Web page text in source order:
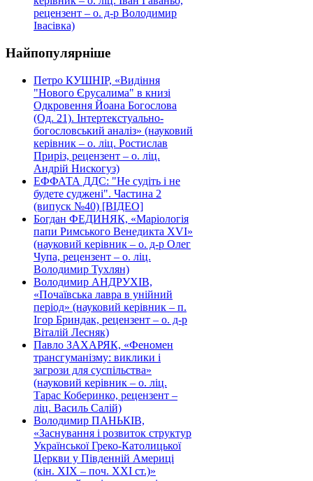
рецензент – о. д-р Володимир
Івасівка)
Найпопулярніше
Петро КУШНІР, «Видіння
"Нового Єрусалима" в книзі
Одкровення Йоана Богослова
(Од. 21). Інтертекстуально-
богословський аналіз» (науковий
керівник – о. ліц. Ростислав
Приріз, рецензент – о. ліц.
Андрій Нискогуз)
ЕФФАТА ДДС: "Не судіть і не
будете суджені". Частина 2
(випуск №40) [ВІДЕО]
Богдан ФЕДИНЯК, «Маріологія
папи Римського Венедикта XVI»
(науковий керівник – о. д-р Олег
Чупа, рецензент – о. ліц.
Володимир Тухлян)
Володимир АНДРУХІВ,
«Почаївська лавра в унійний
період» (науковий керівник – п.
Ігор Бриндак, рецензент – о. д-р
Віталій Лесняк)
Павло ЗАХАРЯК, «Феномен
трансгуманізму: виклики і
загрози для суспільства»
(науковий керівник – о. ліц.
Тарас Коберинко, рецензент –
ліц. Василь Салій)
Володимир ПАНЬКІВ,
«Заснування і розвиток структур
Української Греко-Католицької
Церкви у Південній Америці
(кін. ХІХ – поч. ХХІ ст.)»